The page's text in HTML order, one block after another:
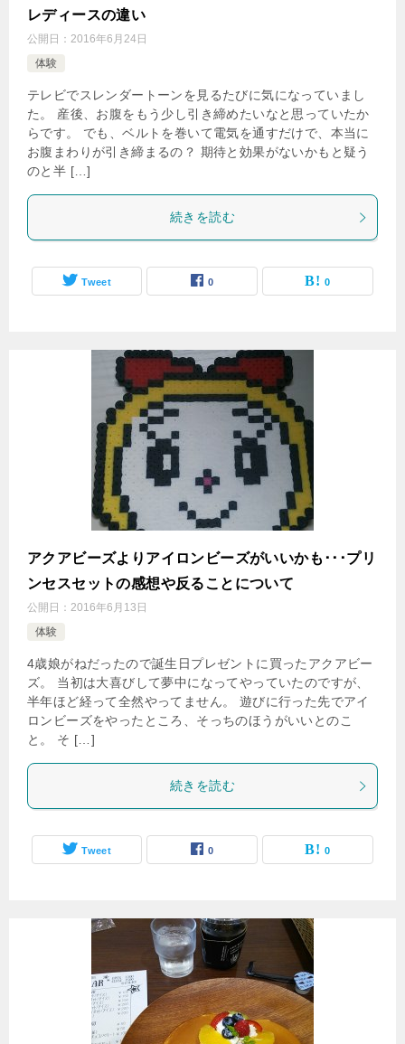
レディースの違い
公開日： 2016年6月24日
体験
テレビでスレンダートーンを見るたびに気になっていまし
た。 産後、お腹をもう少し引き締めたいなと思っていたか
らです。 でも、ベルトを巻いて電気を通すだけで、本当に
お腹まわりが引き締まるの？ 期待と効果がないかもと疑う
のと半 […]
続きを読む
Tweet 0 0
アクアビーズよりアイロンビーズがいいかも･･･プリ
ンセスセットの感想や反ることについて
公開日： 2016年6月13日
体験
4歳娘がねだったので誕生日プレゼントに買ったアクアビー
ズ。 当初は大喜びして夢中になってやっていたのですが、
半年ほど経って全然やってません。 遊びに行った先でアイ
ロンビーズをやったところ、そっちのほうがいいとのこ
と。 そ […]
続きを読む
Tweet 0 0